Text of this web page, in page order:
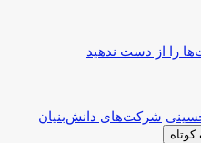
را از دست ندهید
شرکت‌های دانش‌بنیان
کوتاه